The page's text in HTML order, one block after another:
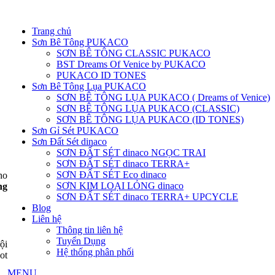
Trang chủ
Sơn Bê Tông PUKACO
SƠN BÊ TÔNG CLASSIC PUKACO
BST Dreams Of Venice by PUKACO
PUKACO ID TONES
Sơn Bê Tông Lụa PUKACO
SƠN BÊ TÔNG LỤA PUKACO ( Dreams of Venice)
SƠN BÊ TÔNG LỤA PUKACO (CLASSIC)
SƠN BÊ TÔNG LỤA PUKACO (ID TONES)
Sơn Gỉ Sét PUKACO
Sơn Đất Sét dinaco
SƠN ĐẤT SÉT dinaco NGỌC TRAI
SƠN ĐẤT SÉT dinaco TERRA+
SƠN ĐẤT SÉT Eco dinaco
SƠN KIM LOẠI LỎNG dinaco
SƠN ĐẤT SÉT dinaco TERRA+ UPCYCLE
Blog
Liên hệ
Thông tin liên hệ
Tuyển Dụng
Hệ thống phân phối
MENU